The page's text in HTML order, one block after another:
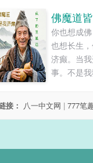
知。......
佛魔道
你也想成
也想长生
济癫。当
事。不是
想当人，
接： 八一中文网 | 777笔